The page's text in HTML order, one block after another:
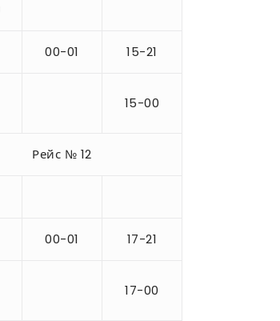
00-01 15-21
15-00
Рейс № 12
00-01 17-21
17-00